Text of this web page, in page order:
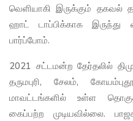
வெளியாகி இருக்கும் தகவல்
ஹாட் டாப்பிக்காக இருந்து
பார்ப்போம்.
2021 சட்டமன்ற தேர்தலில்
தருமபுரி, சேலம்,
மாவட்டங்களில் உள்ள
கைப்பற்ற முடியவில்லை.